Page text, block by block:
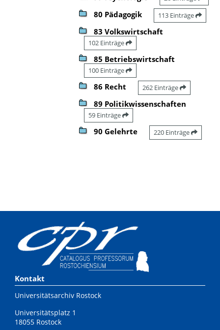
80 Pädagogik 113 Einträge
83 Volkswirtschaft
102 Einträge
85 Betriebswirtschaft
100 Einträge
86 Recht 262 Einträge
89 Politikwissenschaften
59 Einträge
90 Gelehrte 220 Einträge
Kontakt
Universitätsarchiv Rostock
Universitätsplatz 1
18055 Rostock